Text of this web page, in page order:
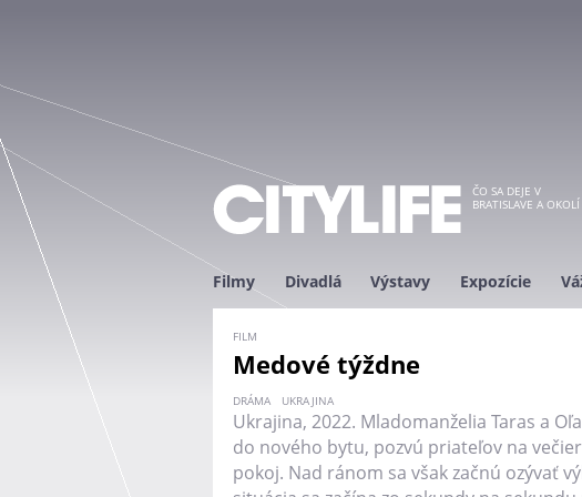
ČO SA DEJE V
BRATISLAVE A OKOLÍ
Filmy Divadlá Výstavy Expozície
FILM
Medové týždne
DRÁMA UKRAJINA
Ukrajina, 2022. Mladomanželia Taras a
do nového bytu, pozvú priateľov na
pokoj. Nad ránom sa však začnú ozývať